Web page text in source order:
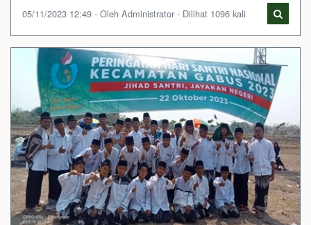
05/11/2023 12:49 - Oleh Administrator - Dilihat 1096 kali